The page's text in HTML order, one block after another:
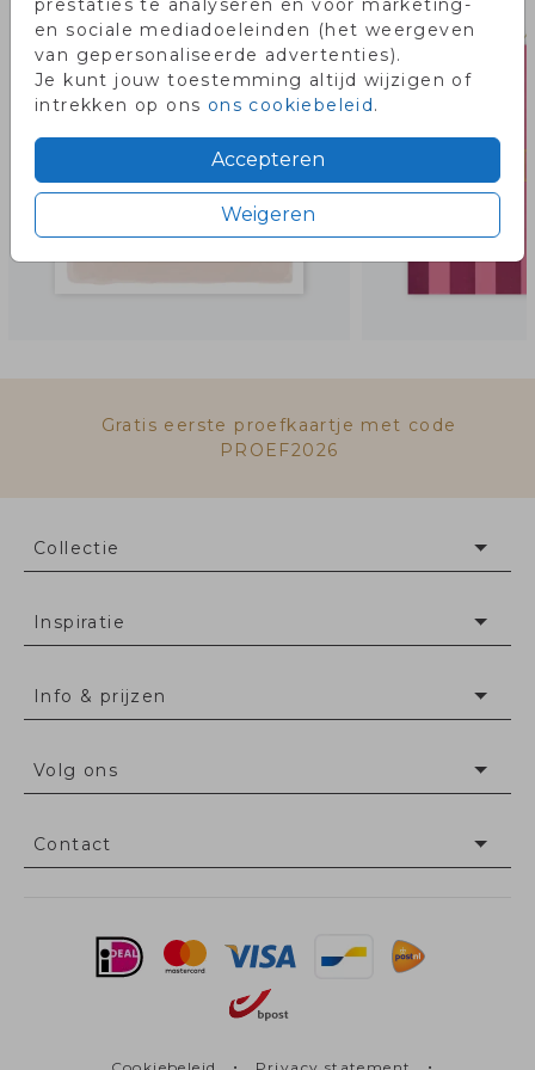
en sociale mediadoeleinden (het weergeven
van gepersonaliseerde advertenties).
Je kunt jouw toestemming altijd wijzigen of
intrekken op ons ons cookiebeleid.
Accepteren
Weigeren
Gratis eerste proefkaartje met code
PROEF2026
Collectie
Inspiratie
Info & prijzen
Volg ons
Contact